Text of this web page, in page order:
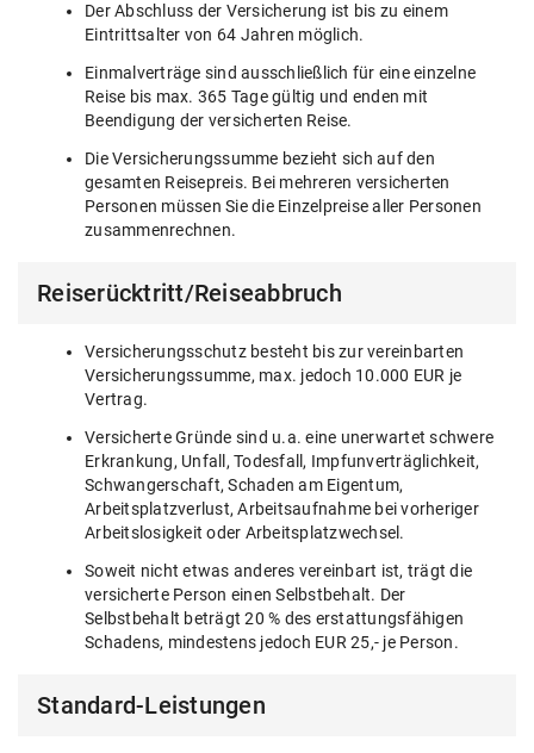
Der Abschluss der Versicherung ist bis zu einem
Eintrittsalter von 64 Jahren möglich.
Einmalverträge sind ausschließlich für eine einzelne
Reise bis max. 365 Tage gültig und enden mit
Beendigung der versicherten Reise.
Die Versicherungssumme bezieht sich auf den
gesamten Reisepreis. Bei mehreren versicherten
Personen müssen Sie die Einzelpreise aller Personen
zusammenrechnen.
Reiserücktritt/Reiseabbruch
Versicherungsschutz besteht bis zur vereinbarten
Versicherungssumme, max. jedoch 10.000 EUR je
Vertrag.
Versicherte Gründe sind u.a. eine unerwartet schwere
Erkrankung, Unfall, Todesfall, Impfunverträglichkeit,
Schwangerschaft, Schaden am Eigentum,
Arbeitsplatzverlust, Arbeitsaufnahme bei vorheriger
Arbeitslosigkeit oder Arbeitsplatzwechsel.
Soweit nicht etwas anderes vereinbart ist, trägt die
versicherte Person einen Selbstbehalt. Der
Selbstbehalt beträgt 20 % des erstattungsfähigen
Schadens, mindestens jedoch EUR 25,- je Person.
Standard-Leistungen